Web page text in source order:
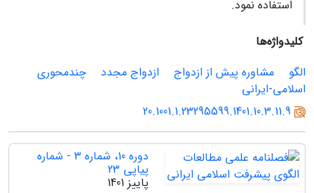
استفاده نمود.
کلیدواژه‌ها
الگو
مشاوره پیش از ازدواج ازدواج مجدد
چندمحوری
اسلامی-ایرانی
20.1001.1.23295599.1401.10.3.11.9
دوره 10، شماره 3 - شماره
پیاپی 23
پاییز 1401